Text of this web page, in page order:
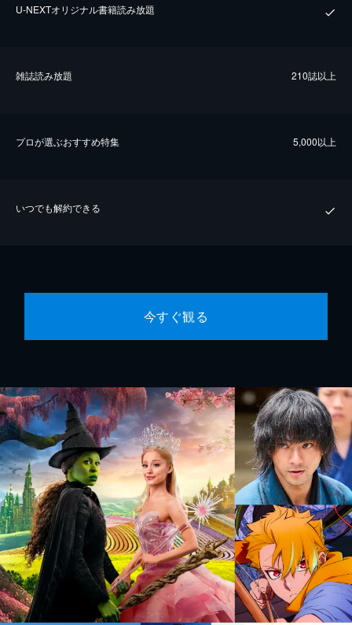
U-NEXTオリジナル書籍読み放題
雑誌読み放題 210誌以上
プロが選ぶおすすめ特集 5,000以上
いつでも解約できる
今すぐ観る